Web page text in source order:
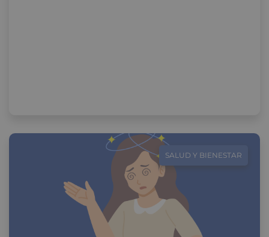
SALUD Y BIENESTAR